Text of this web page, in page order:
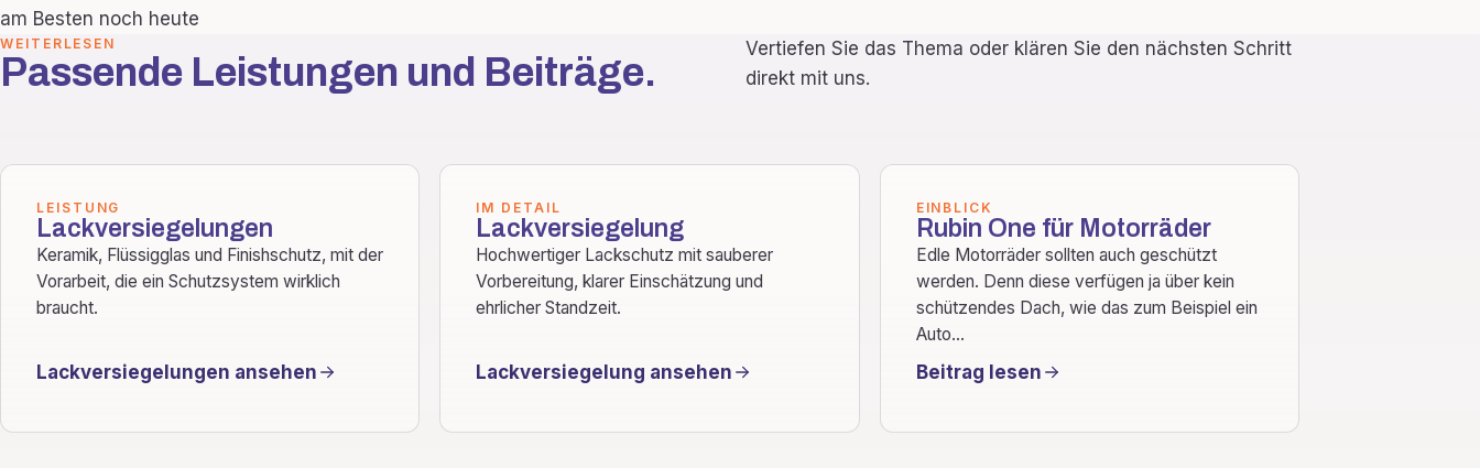
am Besten noch heute
WEITERLESEN
Passende Leistungen und Beiträge.
Vertiefen Sie das Thema oder klären Sie den nächsten Schritt
direkt mit uns.
LEISTUNG
Lackversiegelungen
Keramik, Flüssigglas und Finishschutz, mit der
Vorarbeit, die ein Schutzsystem wirklich
braucht.
Lackversiegelungen ansehen
IM DETAIL
Lackversiegelung
Hochwertiger Lackschutz mit sauberer
Vorbereitung, klarer Einschätzung und
ehrlicher Standzeit.
Lackversiegelung ansehen
EINBLICK
Rubin One für Motorräder
Edle Motorräder sollten auch geschützt
werden. Denn diese verfügen ja über kein
schützendes Dach, wie das zum Beispiel ein
Auto...
Beitrag lesen